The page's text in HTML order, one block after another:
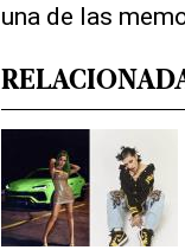
una de las